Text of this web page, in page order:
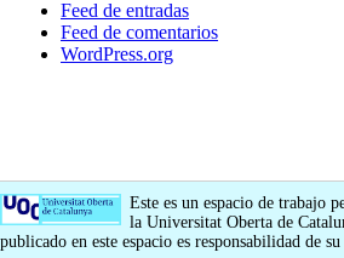
Feed de entradas
Feed de comentarios
WordPress.org
Este es un espacio de trabajo
la Universitat Oberta de
publicado en este espacio es responsabilidad de su